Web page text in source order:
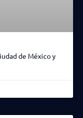
de México y